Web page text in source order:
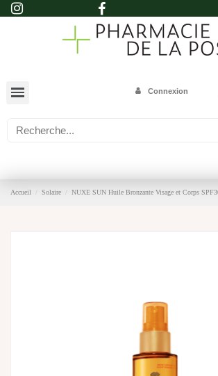
Connexion
Accueil Solaire NUXE SUN Huile Bronzante Visage et Corps